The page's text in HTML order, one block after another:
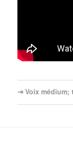
⇥ Voix médium;